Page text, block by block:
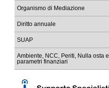
Organismo di Mediazione
Diritto annuale
SUAP
Ambiente, NCC, Periti, Nulla osta e
parametri finanziari